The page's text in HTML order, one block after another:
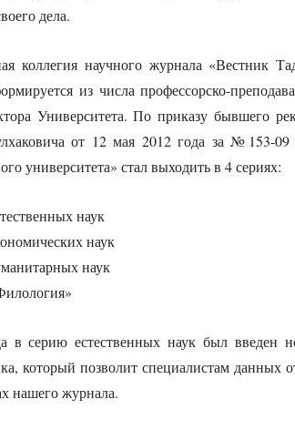
дела.
коллегия научного журнала «Вестник
из числа профессорско-
Университета. По приказу бывшего
от 12 мая 2012 года за №153-
университета» стал выходить в 4 сериях:
наук
наук
наук
в серию естественных наук был введен
который позволит специалистам данных
нашего журнала.